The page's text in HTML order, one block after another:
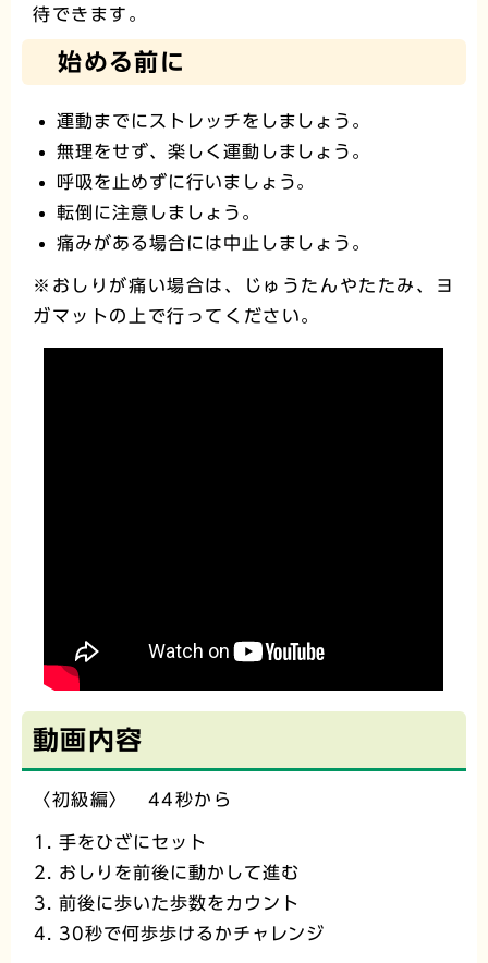
待できます。
始める前に
運動までにストレッチをしましょう。
無理をせず、楽しく運動しましょう。
呼吸を止めずに行いましょう。
転倒に注意しましょう。
痛みがある場合には中止しましょう。
※おしりが痛い場合は、じゅうたんやたたみ、ヨ
ガマットの上で行ってください。
動画内容
〈初級編〉 44秒から
手をひざにセット
おしりを前後に動かして進む
前後に歩いた歩数をカウント
30秒で何歩歩けるかチャレンジ